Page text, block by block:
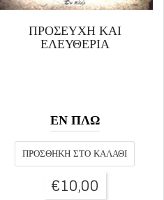
ΠΡΟΣΕΥΧΗ ΚΑΙ
ΕΛΕΥΘΕΡΙΑ
ΕΝ ΠΛΩ
ΠΡΟΣΘΉΚΗ ΣΤΟ ΚΑΛΆΘΙ
€10,00